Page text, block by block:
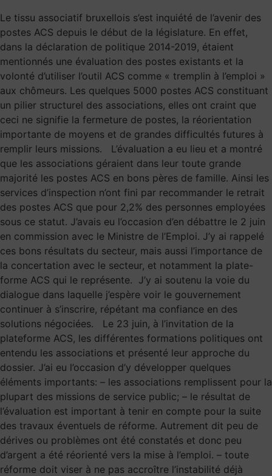
Le tissu associatif bruxellois s’est inquiété de l’avenir des
postes ACS depuis le début de la législature. En effet,
dans la déclaration de politique 2014-2019, étaient
mentionnés une évaluation des postes existants et la
volonté d’utiliser l’outil ACS comme « tremplin à l’emploi »
aux chômeurs. Les quelques 5000 postes ACS constituant
un pilier structurel des associations, elles ont craint que
ceci ne signifie la fermeture de postes, la réorientation
importante de moyens et de grandes difficultés futures à
remplir leurs missions. L’évaluation a eu lieu et a montré
que les associations géraient dans leur toute grande
majorité les postes ACS en bons pères de famille. Ainsi les
services d’inspection n’ont fini par recommander le retrait
des postes ACS que pour 2,2% des personnes employées
sous ce statut. J’avais eu l’occasion d’en débattre le 2 juin
en commission avec le Ministre de l’Emploi. J’y ai rappelé
ces bons résultats du secteur, mais aussi l’importance de
la concertation avec le secteur, et notamment la plate-
forme ACS qui le représente. J’y ai soutenu la voie du
dialogue dans laquelle j’espère voir le gouvernement
continuer à s’inscrire, répétant ma confiance en des
solutions négociées. Le 23 juin, à l’invitation de la
plateforme ACS, les différentes formations politiques ont
entendu les associations et présenté leur approche du
dossier. J’ai eu l’occasion d’y développer quelques
éléments importants: – les associations remplissent pour la
plupart des missions de service public; – le résultat de
l’évaluation est important à tenir en compte pour la suite
des travaux éventuels de réforme. Autrement dit peu de
dérives ou problèmes ont été constatés et donc peu
d’argent a été réorienté vers la mise à l’emploi. – toute
réforme doit viser à ne pas accroître l’instabilité déjà